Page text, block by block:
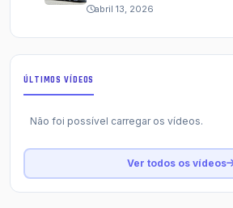
abril 13, 2026
ÚLTIMOS VÍDEOS
Não foi possível carregar os vídeos.
Ver todos os vídeos